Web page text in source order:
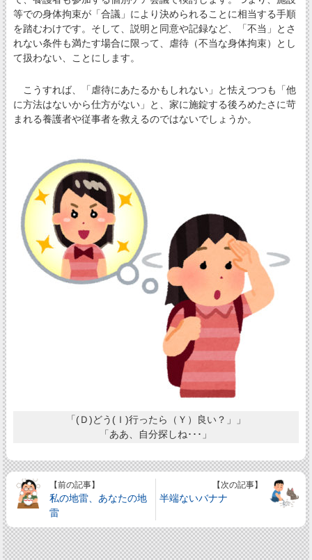
等での身体拘束が「合議」により決められることに相当する手順
を踏むわけです。そして、説明と同意や記録など、「不当」とさ
れない条件も満たす場合に限って、虐待（不当な身体拘束）とし
て扱わない、ことにします。
こうすれば、「虐待にあたるかもしれない」と怯えつつも「他
に方法はないから仕方がない」と、家に施錠する後ろめたさに苛
まれる養護者や従事者を救えるのではないでしょうか。
「(Ｄ)どう(Ｉ)行ったら（Ｙ）良い？」」
「ああ、自分探しね･･･」
【前の記事】
私の地雷、あなたの地
雷
【次の記事】
半端ないバナナ